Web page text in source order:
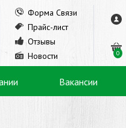
Форма Связи
Прайс-лист
Отзывы
Новости
0
Вакансии